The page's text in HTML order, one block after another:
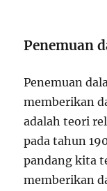
Penemuan
Penemuan
memberikan
adalah teori
pada tahun
pandang kita
memberikan